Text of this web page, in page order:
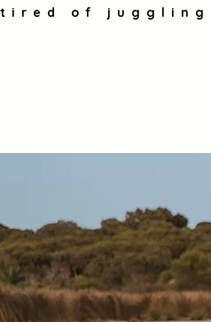
tired of juggling